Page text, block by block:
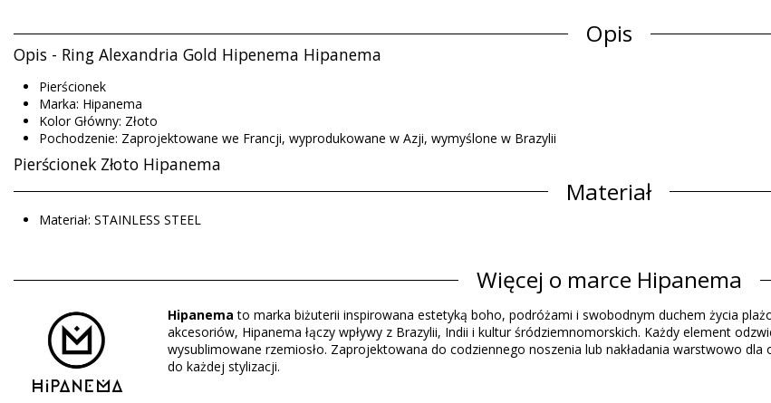
Opis
Opis - Ring Alexandria Gold Hipenema Hipanema
Pierścionek
Marka: Hipanema
Kolor Główny: Złoto
Pochodzenie: Zaprojektowane we Francji, wyprodukowane w Azji, wymyślone w Brazylii
Pierścionek Złoto Hipanema
Materiał
Materiał: STAINLESS STEEL
Rodzaj: Kobieta, Pierścionek
Opakowanie zawiera: 1 x Pierścionek (Pozostałe akcesoria nie są częścią produktu)
HS CODE (Kod celny): 71179000
SKU: 195601105
EAN: 54 (3701580124045), 56 (3701580125561)
Kod dostawcy: H2456ALEXO
Waga: 35g / 0.08lb / 1.23oz
Zdjęcia retuszowane.
Więcej o marce Hipanema
Hipanema to marka biżuterii inspirowana estetyką boho, podróżami i swobodnym duchem życia
akcesoriów, Hipanema łączy wpływy z Brazylii, Indii i kultur śródziemnomorskich. Każdy element
wysublimowane rzemiosło. Zaprojektowana do codziennego noszenia lub nakładania warstwowo
do każdej stylizacji.